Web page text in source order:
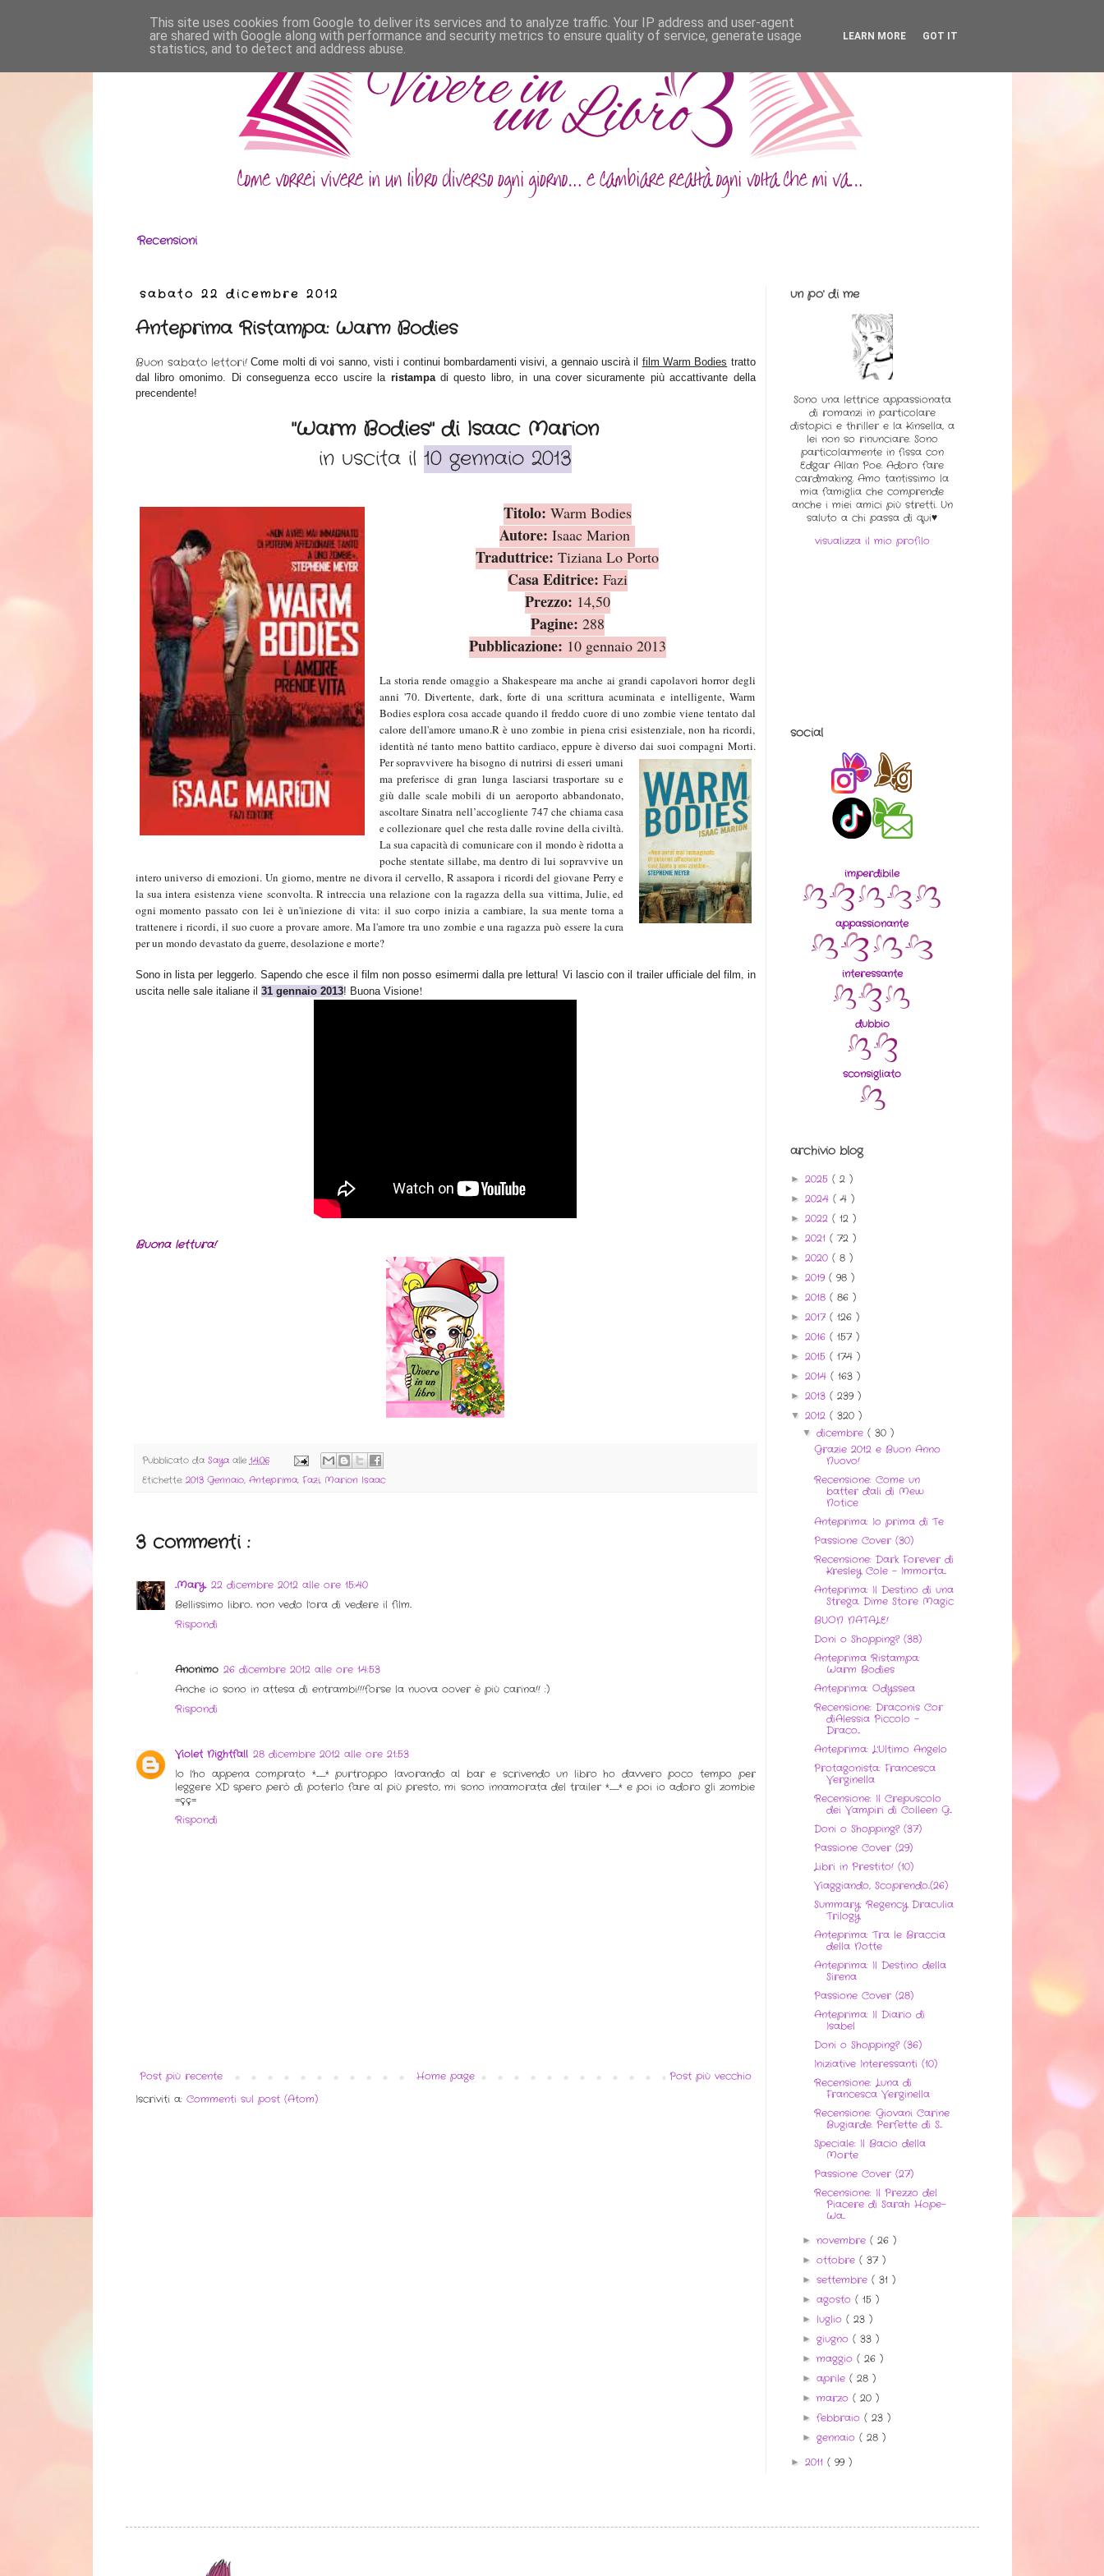
Recensioni
sabato 22 dicembre 2012
Anteprima Ristampa: Warm Bodies
Buon sabato lettori! Come molti di voi sanno, visti i continui bombardamenti visivi, a gennaio uscirà il film Warm Bodies tratto
dal libro omonimo. Di conseguenza ecco uscire la ristampadi questo libro, in una cover sicuramente più accattivante della
precendente!
"Warm Bodies" di Isaac Marion
in uscita il 10 gennaio 2013
Titolo: Warm Bodies
Autore:Isaac Marion
Traduttrice: Tiziana Lo Porto
Casa Editrice: Fazi
Prezzo: 14,50
Pagine: 288
Pubblicazione: 10 gennaio 2013
La storia rende omaggio a Shakespeare ma anche ai grandi capolavori horror degli
anni '70. Divertente, dark, forte di una scrittura acuminata e intelligente, Warm
Bodies esplora cosa accade quando il freddo cuore di uno zombie viene tentato dal
calore dell'amore umano.R è uno zombie in piena crisi esistenziale, non ha ricordi,
identità né tanto meno battito cardiaco, eppure è diverso dai suoi compagni Morti.
Per sopravvivere ha bisogno di nutrirsi di esseri umani
ma preferisce di gran lunga lasciarsi trasportare su e
giù dalle scale mobili di un aeroporto abbandonato,
ascoltare Sinatra nell’accogliente 747 che chiama casa
e collezionare quel che resta dalle rovine della civiltà.
La sua capacità di comunicare con il mondo è ridotta a
poche stentate sillabe, ma dentro di lui sopravvive un
intero universo di emozioni. Un giorno, mentre ne divora il cervello, R assapora i ricordi del giovane Perry e
la sua intera esistenza viene sconvolta. R intreccia una relazione con la ragazza della sua vittima, Julie, ed
ogni momento passato con lei è un'iniezione di vita: il suo corpo inizia a cambiare, la sua mente torna a
trattenere i ricordi, il suo cuore a provare amore. Ma l'amore tra uno zombie e una ragazza può essere la cura
per un mondo devastato da guerre, desolazione e morte?
Sono in lista per leggerlo. Sapendo che esce il film non posso esimermi dalla pre lettura! Vi lascio con il trailer ufficiale del film, in
uscita nelle sale italiane il 31 gennaio 2013! Buona Visione!
Buona lettura!
Pubblicato da Saya alle 14:06
Etichette: 2013 Gennaio, Anteprima, Fazi, Marion Isaac
3 commenti :
..Mary.. 22 dicembre 2012 alle ore 15:40
Bellissimo libro.. non vedo l'ora di vedere il film..
Rispondi
Anonimo 26 dicembre 2012 alle ore 14:53
Anche io sono in attesa di entrambi!!!forse la nuova oover è più carina!! :)
Rispondi
Violet Nightfall 28 dicembre 2012 alle ore 21:53
Io l'ho appena comprato *_* purtroppo lavorando al bar e scrivendo un libro ho davvero poco tempo per
leggere XD spero però di poterlo fare al più presto, mi sono innamorata del trailer *_* e poi io adoro gli zombie
=çç=
Rispondi
Post più recente Post più vecchio
Home page
Iscriviti a: Commenti sul post (Atom)
un po' di me
Sono una lettrice appassionata
di romanzi in particolare
distopici e thriller e la Kinsella, a
lei non so rinunciare. Sono
particolarmente in fissa con
Edgar Allan Poe. Adoro fare
cardmaking. Amo tantissimo la
mia famiglia che comprende
anche i miei amici più stretti. Un
saluto a chi passa di qui♥
visualizza il mio profilo
social
imperdibile
appassionante
interessante
dubbio
sconsigliato
archivio blog
► 2025 ( 2 )
► 2024 ( 4 )
► 2022 ( 12 )
► 2021 ( 72 )
► 2020 ( 8 )
► 2019 ( 98 )
► 2018 ( 86 )
► 2017 ( 126 )
► 2016 ( 157 )
► 2015 ( 174 )
► 2014 ( 163 )
► 2013 ( 239 )
▼ 2012 ( 320 )
▼ dicembre ( 30 )
Grazie 2012 e Buon Anno
Nuovo!
Recensione: Come un
batter d'ali di Mew
Notice
Anteprima: Io prima di Te
Passione Cover (30)
Recensione: Dark Forever di
Kresley Cole - Immorta...
Anteprima: Il Destino di una
Strega. Dime Store Magic
BUON NATALE!
Doni o Shopping? (38)
Anteprima Ristampa:
Warm Bodies
Anteprima: Odyssea
Recensione: Draconis Cor
diAlessia Piccolo -
Draco...
Anteprima: L'Ultimo Angelo
Protagonista: Francesca
Verginella
Recensione: Il Crepuscolo
dei Vampiri di Colleen G...
Doni o Shopping? (37)
Passione Cover (29)
Libri in Prestito! (10)
Viaggiando, Scoprendo..(26)
Summary: Regency Draculia
Trilogy
Anteprima: Tra le Braccia
della Notte
Anteprima: Il Destino della
Sirena
Passione Cover (28)
Anteprima: Il Diario di
Isabel
Doni o Shopping? (36)
Iniziative Interessanti (10)
Recensione: Luna di
Francesca Verginella
Recensione: Giovani Carine
Bugiarde. Perfette di S...
Speciale: Il Bacio della
Morte
Passione Cover (27)
Recensione: Il Prezzo del
Piacere di Sarah Hope-
Wa...
► novembre ( 26 )
► ottobre ( 37 )
► settembre ( 31 )
► agosto ( 15 )
► luglio ( 23 )
► giugno ( 33 )
► maggio ( 26 )
► aprile ( 28 )
► marzo ( 20 )
► febbraio ( 23 )
► gennaio ( 28 )
► 2011 ( 99 )
This site uses cookies from Google to deliver its services and to analyze traffic. Your IP address and user-agent
are shared with Google along with performance and security metrics to ensure quality of service, generate usage
statistics, and to detect and address abuse.
LEARN MORE GOT IT